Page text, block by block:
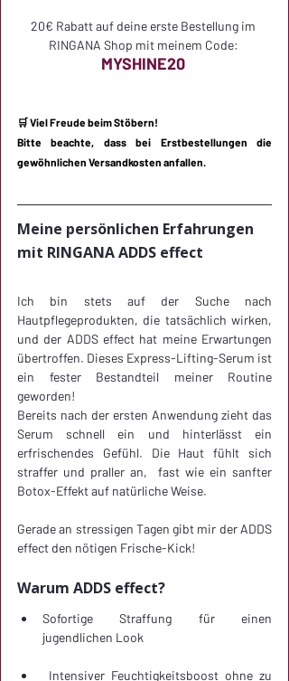
20€ Rabatt auf deine erste Bestellung im
RINGANA Shop mit meinem Code:
MYSHINE20
🛒 Viel Freude beim Stöbern!
Bitte beachte, dass bei Erstbestellungen die
gewöhnlichen Versandkosten anfallen.
Meine persönlichen Erfahrungen
mit RINGANA ADDS effect
Ich bin stets auf der Suche nach
Hautpflegeprodukten, die tatsächlich wirken,
und der ADDS effect hat meine Erwartungen
übertroffen. Dieses Express-Lifting-Serum ist
ein fester Bestandteil meiner Routine
geworden!
Bereits nach der ersten Anwendung zieht das
Serum schnell ein und hinterlässt ein
erfrischendes Gefühl. Die Haut fühlt sich
straffer und praller an,  fast wie ein sanfter
Botox-Effekt auf natürliche Weise.
Gerade an stressigen Tagen gibt mir der ADDS
effect den nötigen Frische-Kick!
Warum ADDS effect?
Sofortige Straffung für einen
jugendlichen Look